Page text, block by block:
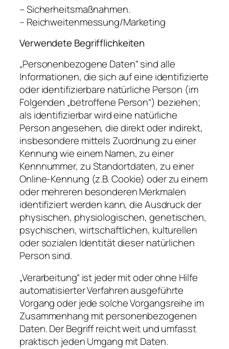
– Sicherheitsmaßnahmen.
– Reichweitenmessung/Marketing
Verwendete Begrifflichkeiten
„Personenbezogene Daten“ sind alle
Informationen, die sich auf eine identifizierte
oder identifizierbare natürliche Person (im
Folgenden „betroffene Person“) beziehen;
als identifizierbar wird eine natürliche
Person angesehen, die direkt oder indirekt,
insbesondere mittels Zuordnung zu einer
Kennung wie einem Namen, zu einer
Kennnummer, zu Standortdaten, zu einer
Online-Kennung (z.B. Cookie) oder zu einem
oder mehreren besonderen Merkmalen
identifiziert werden kann, die Ausdruck der
physischen, physiologischen, genetischen,
psychischen, wirtschaftlichen, kulturellen
oder sozialen Identität dieser natürlichen
Person sind.
„Verarbeitung“ ist jeder mit oder ohne Hilfe
automatisierter Verfahren ausgeführte
Vorgang oder jede solche Vorgangsreihe im
Zusammenhang mit personenbezogenen
Daten. Der Begriff reicht weit und umfasst
praktisch jeden Umgang mit Daten.